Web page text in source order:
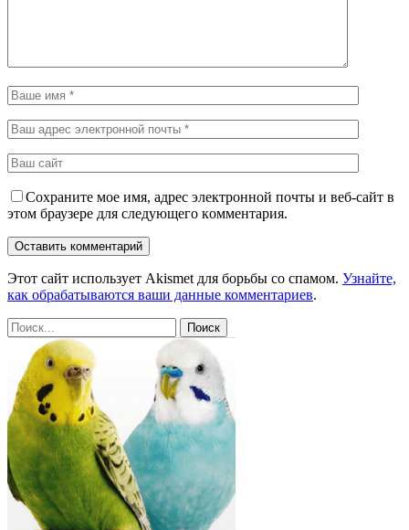
Сохраните мое имя, адрес электронной почты и веб-сайт в
этом браузере для следующего комментария.
Этот сайт использует Akismet для борьбы со спамом. Узнайте,
как обрабатываются ваши данные комментариев.